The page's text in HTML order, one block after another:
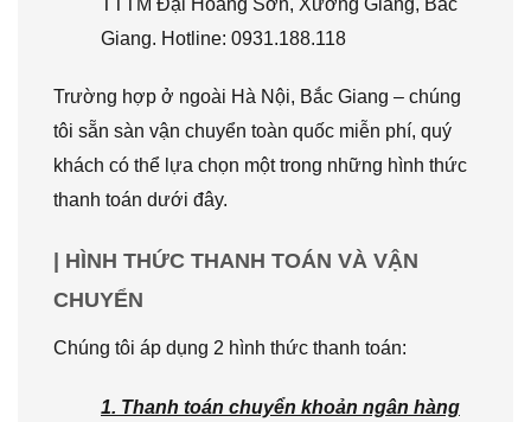
Giang. Hotline: 0931.188.118
Trường hợp ở ngoài Hà Nội, Bắc Giang – chúng
tôi sẵn sàn vận chuyển toàn quốc miễn phí, quý
khách có thể lựa chọn một trong những hình thức
thanh toán dưới đây.
| HÌNH THỨC THANH TOÁN VÀ VẬN
CHUYỂN
Chúng tôi áp dụng 2 hình thức thanh toán:
1. Thanh toán chuyển khoản ngân hàng